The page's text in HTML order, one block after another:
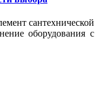
сантехнической
оборудования с